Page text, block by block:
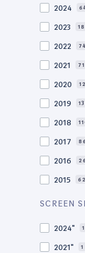
2024
2023 18
2022 74
2021 71
2020
2019
2018
2017 86
2016 26
2015 62
2014
SCREEN
2024" 1
2021" 1